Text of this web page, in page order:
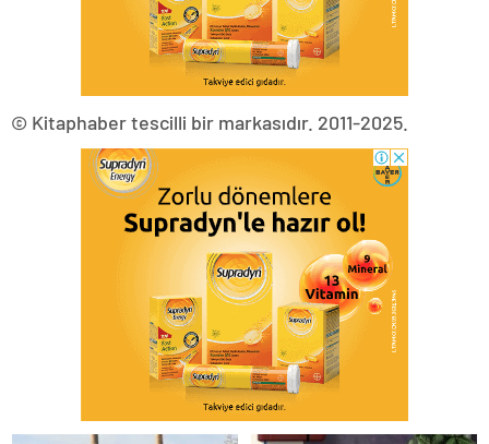
© Kitaphaber tescilli bir markasıdır. 2011-2025.